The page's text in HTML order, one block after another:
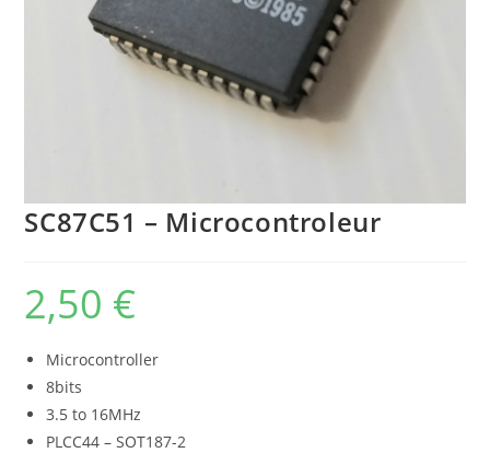
SC87C51 – Microcontroleur
2,50 €
Microcontroller
8bits
3.5 to 16MHz
PLCC44 – SOT187-2